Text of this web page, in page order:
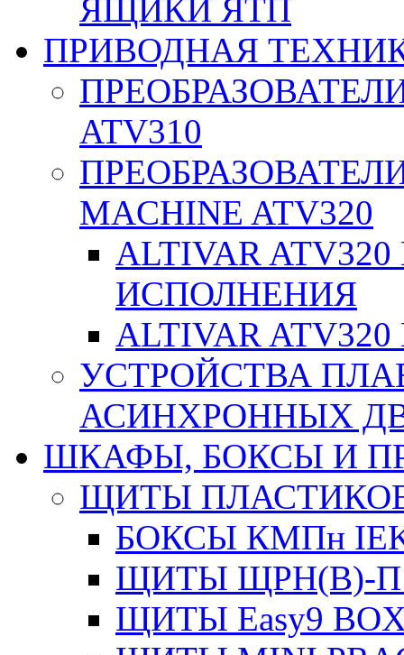
ЯЩИКИ ЯТП
ПРИВОДНАЯ
ATV310
MACHINE ATV320
ALTIVAR
ИСПОЛНЕНИЯ
ALTIVAR
УСТРОЙСТВА
АСИНХРОННЫХ
ШКАФЫ, БОКСЫ И
ЩИТЫ
БОКСЫ КМПн
ЩИТЫ ЩРН(В)-П
ЩИТЫ Easy9 BOX